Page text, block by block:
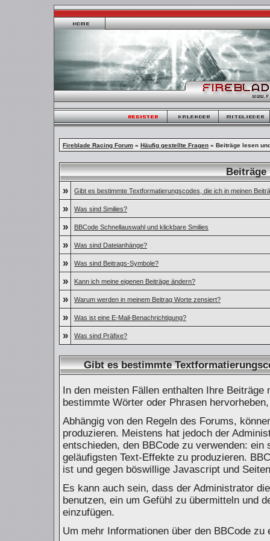
Fireblade Racing Forum » Häufig gestellte Fragen » Beiträge lesen
Beiträge
»
Gibt es bestimmte Textformatierungscodes, die ich in meinen
» Was sind Smilies?
» BBCode Schnellauswahl und klickbare Smilies
» Was sind Dateianhänge?
» Was sind Beitrags-Symbole?
» Kann ich meine eigenen Beiträge ändern?
» Warum werden in meinem Beitrag Worte zensiert?
» Was ist eine E-Mail-Benachrichtigung?
» Was sind Präfixe?
Gibt es bestimmte
In den meisten Fällen enthalten Ihre
bestimmte Wörter oder Phrasen
Abhängig von den Regeln des Forums,
produzieren. Meistens hat jedoch der
entschieden, den BBCode zu verwenden:
geläufigsten Text-Effekte zu produzieren.
ist und gegen böswillige Javascript und
Es kann auch sein, dass der Administrator
benutzen, ein um Gefühl zu übermitteln und
einzufügen.
Um mehr Informationen über den BBCode